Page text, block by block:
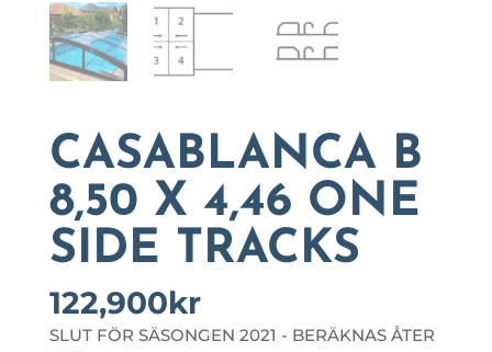
CASABLANCA B
8,50 X 4,46 ONE
SIDE TRACKS
122,900kr
SLUT FÖR SÄSONGEN 2021 - BERÄKNAS ÅTER